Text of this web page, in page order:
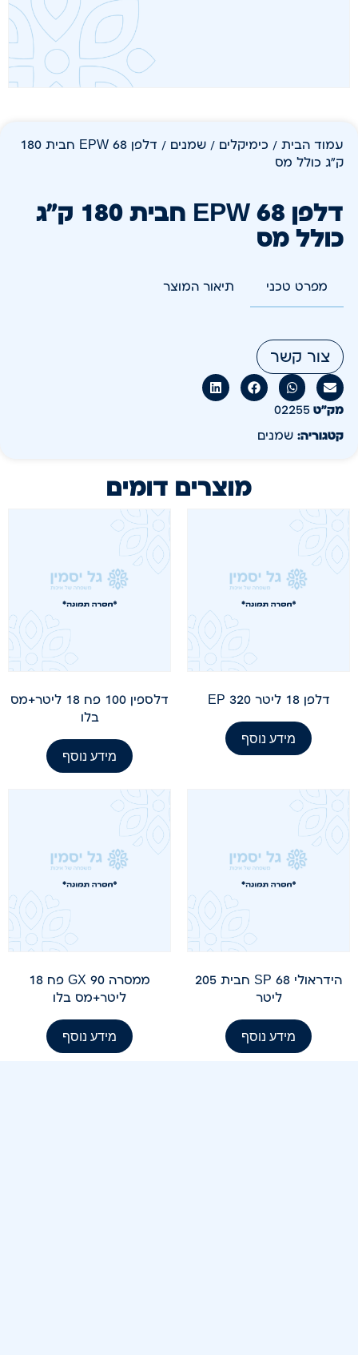
עמוד הבית / כימיקלים / שמנים
/ דלפן EPW 68 חבית 180
ק"ג כולל מס
דלפן EPW 68 חבית 180 ק"ג
כולל מס
מפרט טכני תיאור המוצר
צור קשר
מק״ט 02255
קטגוריה: שמנים
מוצרים דומים
דלפן 18 ליטר EP 320
מידע נוסף
דלספין 100 פח 18 ליטר+מס
בלו
מידע נוסף
הידראולי SP 68 חבית 205
ליטר
מידע נוסף
ממסרה GX 90 פח 18
ליטר+מס בלו
מידע נוסף